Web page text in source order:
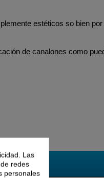
estéticos so bien
de canalones como
Las
redes
personales